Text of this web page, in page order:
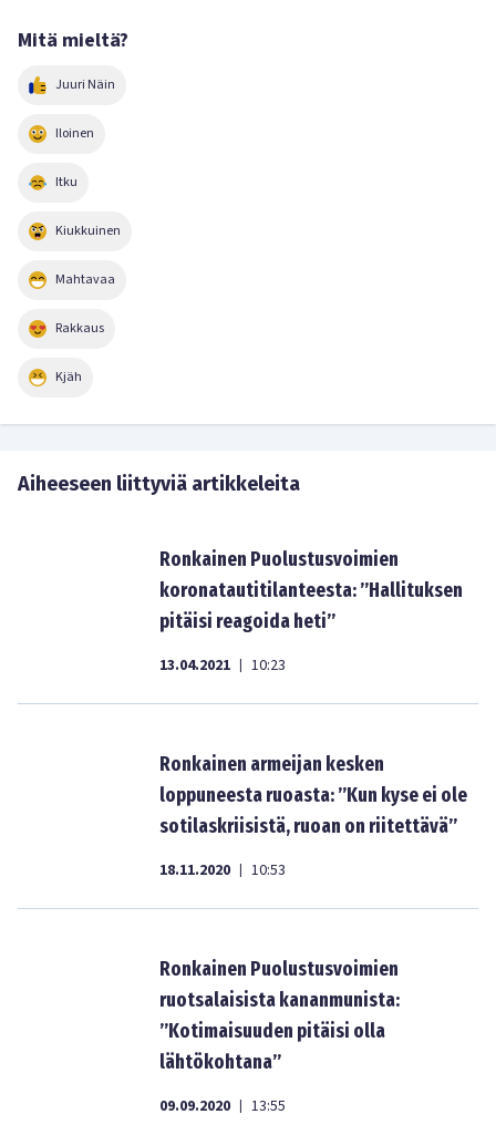
Mitä mieltä?
Juuri Näin
Iloinen
Itku
Kiukkuinen
Mahtavaa
Rakkaus
Kjäh
Aiheeseen liittyviä artikkeleita
Ronkainen Puolustusvoimien
koronatautitilanteesta: ”Hallituksen
pitäisi reagoida heti”
13.04.2021 | 10:23
Ronkainen armeijan kesken
loppuneesta ruoasta: ”Kun kyse ei ole
sotilaskriisistä, ruoan on riitettävä”
18.11.2020 | 10:53
Ronkainen Puolustusvoimien
ruotsalaisista kananmunista:
”Kotimaisuuden pitäisi olla
lähtökohtana”
09.09.2020 | 13:55